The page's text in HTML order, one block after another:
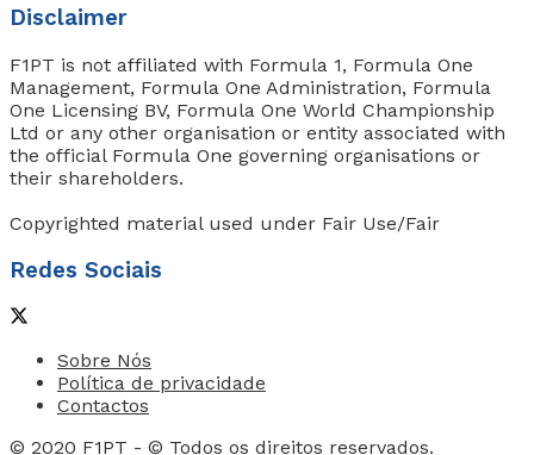
Disclaimer
F1PT is not affiliated with Formula 1, Formula One
Management, Formula One Administration, Formula
One Licensing BV, Formula One World Championship
Ltd or any other organisation or entity associated with
the official Formula One governing organisations or
their shareholders.
Copyrighted material used under Fair Use/Fair
Redes Sociais
Sobre Nós
Política de privacidade
Contactos
© 2020 F1PT - © Todos os direitos reservados.